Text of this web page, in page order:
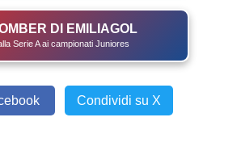
DI EMILIAGOL
Serie A ai campionati Juniores
Condividi su X